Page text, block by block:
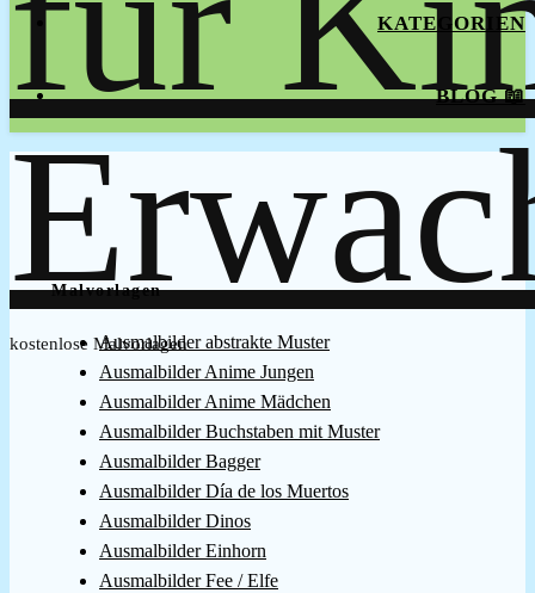
kostenlose Malvorlagen
KATEGORIEN
BLOG 📖
Malvorlagen
Ausmalbilder abstrakte Muster
Ausmalbilder Anime Jungen
Ausmalbilder Anime Mädchen
Ausmalbilder Buchstaben mit Muster
Ausmalbilder Bagger
Ausmalbilder Día de los Muertos
Ausmalbilder Dinos
Ausmalbilder Einhorn
Ausmalbilder Fee / Elfe